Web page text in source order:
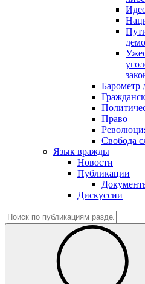
Барометр
Право
Свобода
Язык вражды
Новости
Публикации
Дискуссии